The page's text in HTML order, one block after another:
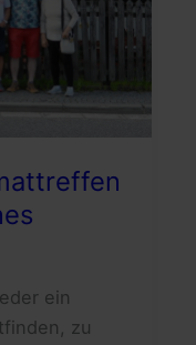
ein
zu